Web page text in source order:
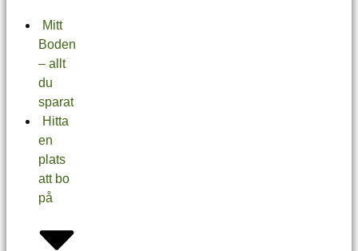
Mitt
Boden
– allt
du
sparat
Hitta
en
plats
att bo
på